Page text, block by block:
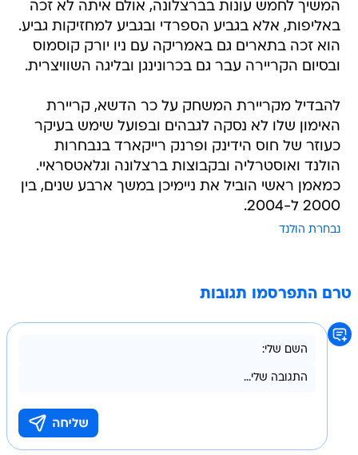
המשיך לחמש עונות בברצלונה, אולם איתה לא זכה
באליפות, אלא בגביע הספרדי ובגביע למחזיקות גביע.
הוא זכה בתארים גם באמריקה עם ניו יורק קוסמוס
ובסיום הקריירה עבר גם בכרונינגן ובליגה השוויצרית.
להבדיל מקריירת המשחק על כר הדשא, קריירת
האימון שלו לא נסקה לגבהים ובפועל שימש בעיקר
כעוזר של חוס הידינק ופרנק רייקארד בנבחרות
הולנד ואוסטרליה ובקבוצות ברצלונה וגלאטסראיי.
כמאמן ראשי הוביל את ניימיכן במשך ארבע שנים, בין
2000 ל-2004.
נבחרת הולנד
טרם התפרסמו תגובות